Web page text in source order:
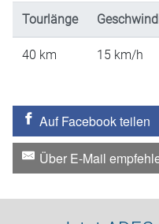
Tourlänge
40 km 15 km/h
Auf Facebook teilen
Über E-Mail